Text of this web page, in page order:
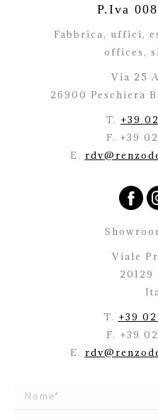
P.Iva
Fabbrica, uffici,
offices,
Via 25
26900 Peschiera
T. +39
F. +39
E.
Viale
20129
T. +39
F. +39
E.